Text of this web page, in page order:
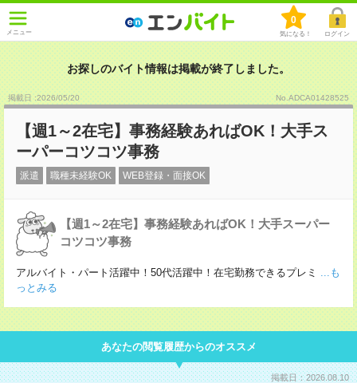
メニュー
0
気になる！ ログイン
お探しのバイト情報は掲載が終了しました。
掲載日 :2026/05/20 No.ADCA01428525
【週1～2在宅】事務経験あればOK！大手ス
ーパーコツコツ事務
派遣 職種未経験OK WEB登録・面接OK
【週1～2在宅】事務経験あればOK！大手スーパー
コツコツ事務
アルバイト・パート活躍中！50代活躍中！在宅勤務できるプレミ ...も
っとみる
あなたの閲覧履歴からのオススメ
掲載日：2026.08.10